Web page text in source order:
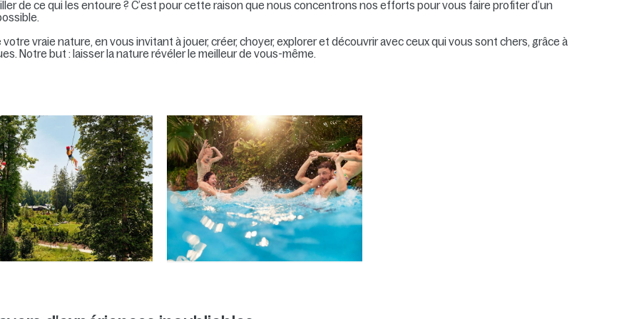
de ce qui les entoure ? C’est pour cette raison que nous concentrons nos efforts pour vous faire profiter d’un
vraie nature, en vous invitant à jouer, créer, choyer, explorer et découvrir avec ceux qui vous sont chers, grâce à
Notre but : laisser la nature révéler le meilleur de vous-même.